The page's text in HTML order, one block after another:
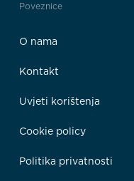
Poveznice
O nama
Kontakt
Uvjeti korištenja
Cookie policy
Politika privatnosti